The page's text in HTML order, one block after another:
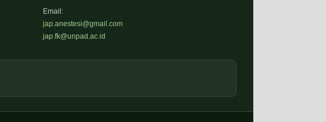
Email:
jap.anestesi@gmail.com
jap.fk@unpad.ac.id